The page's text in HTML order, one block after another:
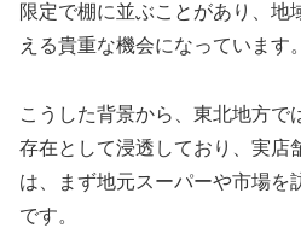
限定で棚に並ぶことがあり、地
える貴重な機会になっています。
こうした背景から、東北地方で
存在として浸透しており、実店
は、まず地元スーパーや市場を
です。